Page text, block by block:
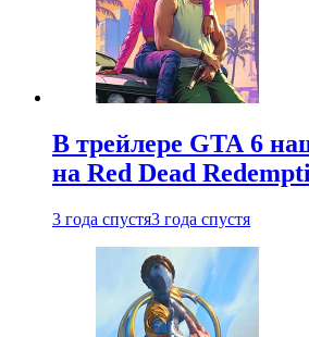
В трейлере GTA 6
на Red Dead
3 года спустя3 года спустя